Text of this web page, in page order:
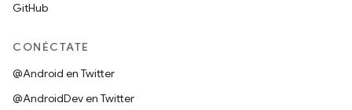
GitHub
CONÉCTATE
@Android en Twitter
@AndroidDev en Twitter